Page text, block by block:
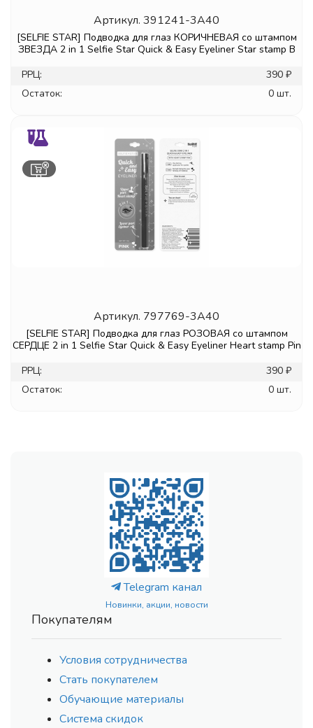
Артикул. 391241-3A40
[SELFIE STAR] Подводка для глаз КОРИЧНЕВАЯ со штампом
ЗВЕЗДА 2 in 1 Selfie Star Quick & Easy Eyeliner Star stamp B
РРЦ:
390 ₽
Остаток:
0 шт.
Артикул. 797769-3A40
[SELFIE STAR] Подводка для глаз РОЗОВАЯ со штампом
СЕРДЦЕ 2 in 1 Selfie Star Quick & Easy Eyeliner Heart stamp Pin
РРЦ:
390 ₽
Остаток:
0 шт.
Telegram канал
Новинки, акции, новости
Покупателям
Условия сотрудничества
Стать покупателем
Обучающие материалы
Система скидок